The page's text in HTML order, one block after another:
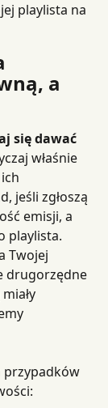
playlista na
a
się dawać
właśnie
jeśli zgłoszą
emisji, a
playlista.
Twojej
drugorzędne
przypadków